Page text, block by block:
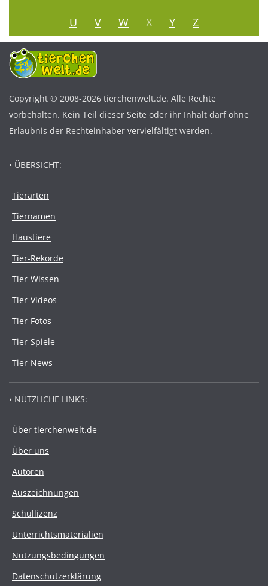
U
V W X Y Z
Copyright © 2008-2026 tierchenwelt.de. Alle Rechte
vorbehalten. Kein Teil dieser Seite oder ihr Inhalt darf ohne
Erlaubnis der Rechteinhaber vervielfältigt werden.
• ÜBERSICHT:
Tierarten
Tiernamen
Haustiere
Tier-Rekorde
Tier-Wissen
Tier-Videos
Tier-Fotos
Tier-Spiele
Tier-News
• NÜTZLICHE LINKS:
Über tierchenwelt.de
Über uns
Autoren
Auszeichnungen
Schullizenz
Unterrichtsmaterialien
Nutzungsbedingungen
Datenschutzerklärung